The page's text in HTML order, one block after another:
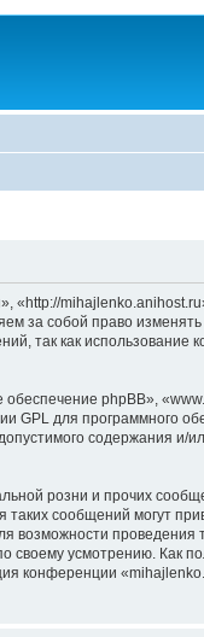
за собой право
так как
phpBB»,
GPL для программного
содержания и/
розни и прочих
сообщений могут
проведения
усмотрению. Как
конференции